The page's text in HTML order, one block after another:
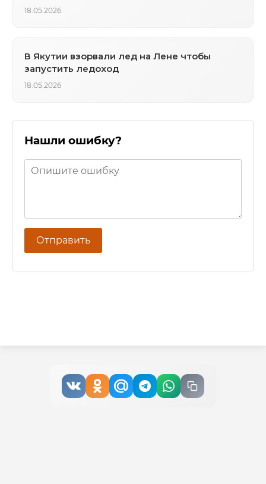
18.05.2026
В Якутии взорвали лед на Лене чтобы
запустить ледоход
18.05.2026
Нашли ошибку?
Отправить